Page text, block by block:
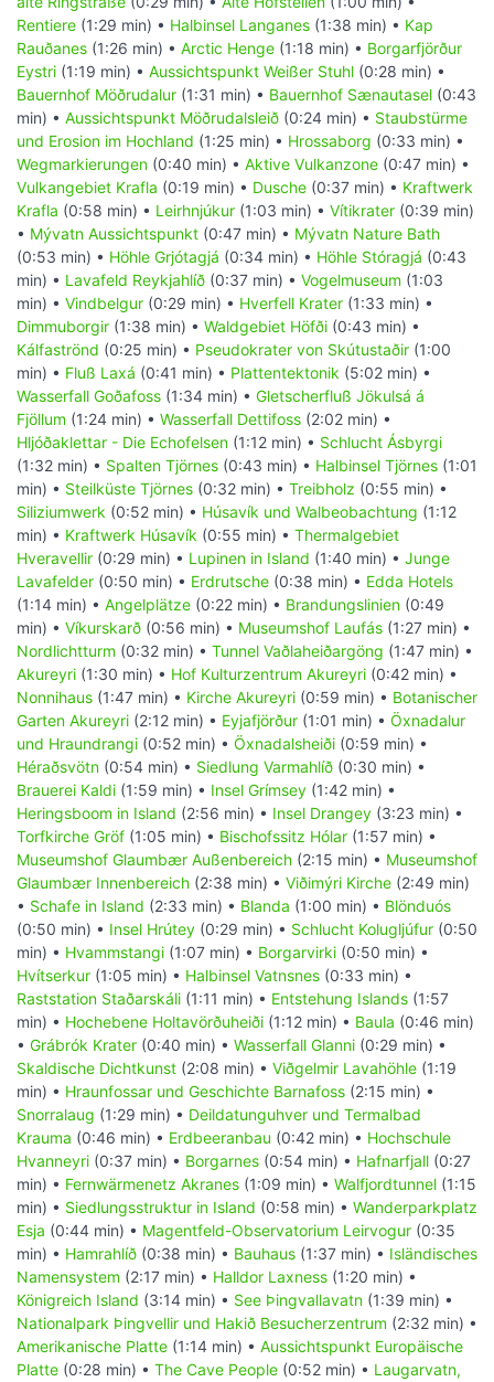
Rentiere (1:29 min) • Halbinsel Langanes (1:38 min) • Kap
Rauðanes (1:26 min) • Arctic Henge (1:18 min) • Borgarfjörður
Eystri (1:19 min) • Aussichtspunkt Weißer Stuhl (0:28 min) •
Bauernhof Möðrudalur (1:31 min) • Bauernhof Sænautasel (0:43
min) • Aussichtspunkt Möðrudalsleið (0:24 min) • Staubstürme
und Erosion im Hochland (1:25 min) • Hrossaborg (0:33 min) •
Wegmarkierungen (0:40 min) • Aktive Vulkanzone (0:47 min) •
Vulkangebiet Krafla (0:19 min) • Dusche (0:37 min) • Kraftwerk
Krafla (0:58 min) • Leirhnjúkur (1:03 min) • Vítikrater (0:39 min)
• Mývatn Aussichtspunkt (0:47 min) • Mývatn Nature Bath
(0:53 min) • Höhle Grjótagjá (0:34 min) • Höhle Stóragjá (0:43
min) • Lavafeld Reykjahlíð (0:37 min) • Vogelmuseum (1:03
min) • Vindbelgur (0:29 min) • Hverfell Krater (1:33 min) •
Dimmuborgir (1:38 min) • Waldgebiet Höfði (0:43 min) •
Kálfaströnd (0:25 min) • Pseudokrater von Skútustaðir (1:00
min) • Fluß Laxá (0:41 min) • Plattentektonik (5:02 min) •
Wasserfall Goðafoss (1:34 min) • Gletscherfluß Jökulsá á
Fjöllum (1:24 min) • Wasserfall Dettifoss (2:02 min) •
Hljóðaklettar - Die Echofelsen (1:12 min) • Schlucht Ásbyrgi
(1:32 min) • Spalten Tjörnes (0:43 min) • Halbinsel Tjörnes (1:01
min) • Steilküste Tjörnes (0:32 min) • Treibholz (0:55 min) •
Siliziumwerk (0:52 min) • Húsavík und Walbeobachtung (1:12
min) • Kraftwerk Húsavík (0:55 min) • Thermalgebiet
Hveravellir (0:29 min) • Lupinen in Island (1:40 min) • Junge
Lavafelder (0:50 min) • Erdrutsche (0:38 min) • Edda Hotels
(1:14 min) • Angelplätze (0:22 min) • Brandungslinien (0:49
min) • Víkurskarð (0:56 min) • Museumshof Laufás (1:27 min) •
Nordlichtturm (0:32 min) • Tunnel Vaðlaheiðargöng (1:47 min) •
Akureyri (1:30 min) • Hof Kulturzentrum Akureyri (0:42 min) •
Nonnihaus (1:47 min) • Kirche Akureyri (0:59 min) • Botanischer
Garten Akureyri (2:12 min) • Eyjafjörður (1:01 min) • Öxnadalur
und Hraundrangi (0:52 min) • Öxnadalsheiði (0:59 min) •
Héraðsvötn (0:54 min) • Siedlung Varmahlíð (0:30 min) •
Brauerei Kaldi (1:59 min) • Insel Grímsey (1:42 min) •
Heringsboom in Island (2:56 min) • Insel Drangey (3:23 min) •
Torfkirche Gröf (1:05 min) • Bischofssitz Hólar (1:57 min) •
Museumshof Glaumbær Außenbereich (2:15 min) • Museumshof
Glaumbær Innenbereich (2:38 min) • Viðimýri Kirche (2:49 min)
• Schafe in Island (2:33 min) • Blanda (1:00 min) • Blönduós
(0:50 min) • Insel Hrútey (0:29 min) • Schlucht Kolugljúfur (0:50
min) • Hvammstangi (1:07 min) • Borgarvirki (0:50 min) •
Hvítserkur (1:05 min) • Halbinsel Vatnsnes (0:33 min) •
Raststation Staðarskáli (1:11 min) • Entstehung Islands (1:57
min) • Hochebene Holtavörðuheiði (1:12 min) • Baula (0:46 min)
• Grábrók Krater (0:40 min) • Wasserfall Glanni (0:29 min) •
Skaldische Dichtkunst (2:08 min) • Viðgelmir Lavahöhle (1:19
min) • Hraunfossar und Geschichte Barnafoss (2:15 min) •
Snorralaug (1:29 min) • Deildatunguhver und Termalbad
Krauma (0:46 min) • Erdbeeranbau (0:42 min) • Hochschule
Hvanneyri (0:37 min) • Borgarnes (0:54 min) • Hafnarfjall (0:27
min) • Fernwärmenetz Akranes (1:09 min) • Walfjordtunnel (1:15
min) • Siedlungsstruktur in Island (0:58 min) • Wanderparkplatz
Esja (0:44 min) • Magentfeld-Observatorium Leirvogur (0:35
min) • Hamrahlíð (0:38 min) • Bauhaus (1:37 min) • Isländisches
Namensystem (2:17 min) • Halldor Laxness (1:20 min) •
Königreich Island (3:14 min) • See Þingvallavatn (1:39 min) •
Nationalpark Þingvellir und Hakið Besucherzentrum (2:32 min) •
Amerikanische Platte (1:14 min) • Aussichtspunkt Europäische
Platte (0:28 min) • The Cave People (0:52 min) • Laugarvatn,